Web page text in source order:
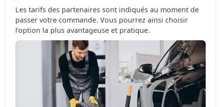
Les tarifs des partenaires sont indiqués au moment de
passer votre commande. Vous pourrez ainsi choisir
l’option la plus avantageuse et pratique.